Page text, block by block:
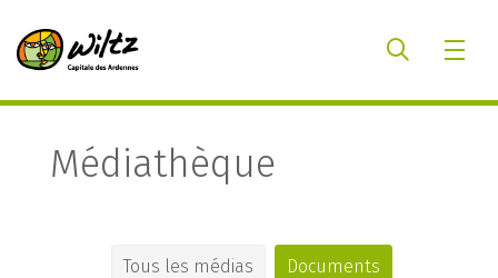
Médiathèque
Tous les médias Documents